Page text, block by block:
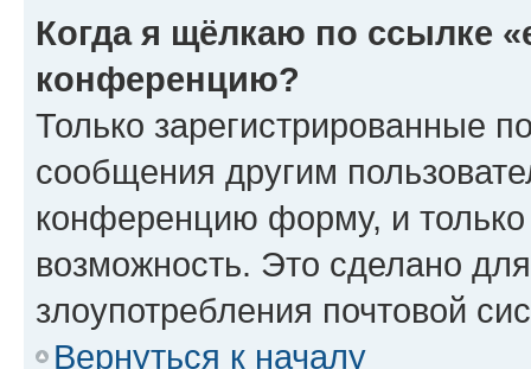
Когда я щёлкаю по ссылке
конференцию?
Только зарегистрированные
сообщения другим
конференцию форму, и
возможность. Это сделано
злоупотребления почтовой
Вернуться к началу